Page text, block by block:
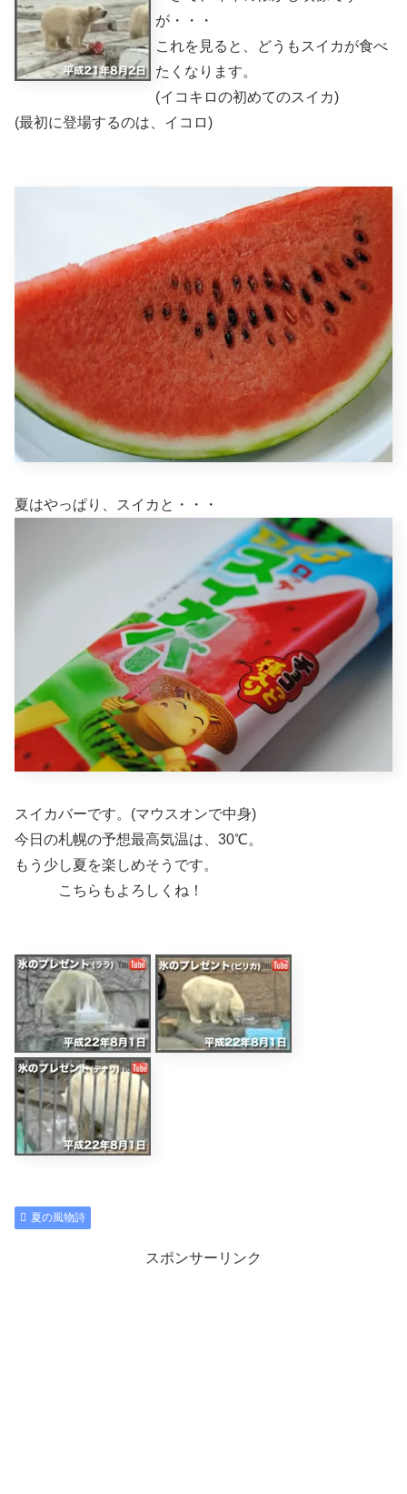
が・・・
これを見ると、どうもスイカが食べ
たくなります。
(イコキロの初めてのスイカ)
(最初に登場するのは、イコロ)
夏はやっぱり、スイカと・・・
スイカバーです。(マウスオンで中身)
今日の札幌の予想最高気温は、30℃。
もう少し夏を楽しめそうです。
こちらもよろしくね！
夏の風物詩
スポンサーリンク